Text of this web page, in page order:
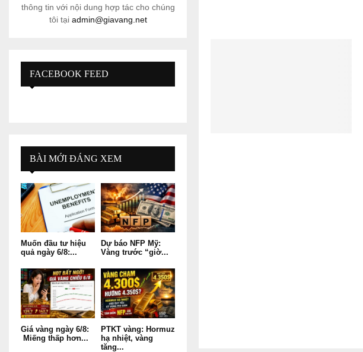
thông tin với nội dung hợp tác cho chúng
tôi tại admin@giavang.net
FACEBOOK FEED
BÀI MỚI ĐÁNG XEM
Muốn đầu tư hiệu
quả ngày 6/8:...
Dự báo NFP Mỹ:
Vàng trước “giờ...
Giá vàng ngày 6/8:
Miếng thấp hơn...
PTKT vàng: Hormuz
hạ nhiệt, vàng
tăng...